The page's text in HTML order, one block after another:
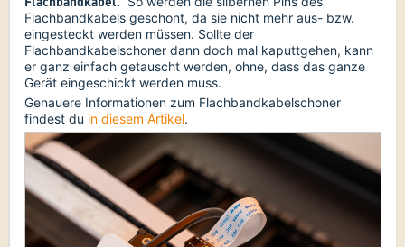
Flachbandkabels geschont, da sie nicht mehr aus- bzw.
eingesteckt werden müssen. Sollte der
Flachbandkabelschoner dann doch mal kaputtgehen, kann
er ganz einfach getauscht werden, ohne, dass das ganze
Gerät eingeschickt werden muss.
Genauere Informationen zum Flachbandkabelschoner
findest du in diesem Artikel.